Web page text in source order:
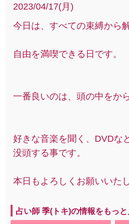
2023/04/17(月)
今日は、すべての束縛から
自由を満喫できる日です。
一番良いのは、頭の中をか
好きな音楽を聞く、DVDな
没頭する事です。
本日もよろしくお願いいた
占い師 季(トキ)の情報をもっと